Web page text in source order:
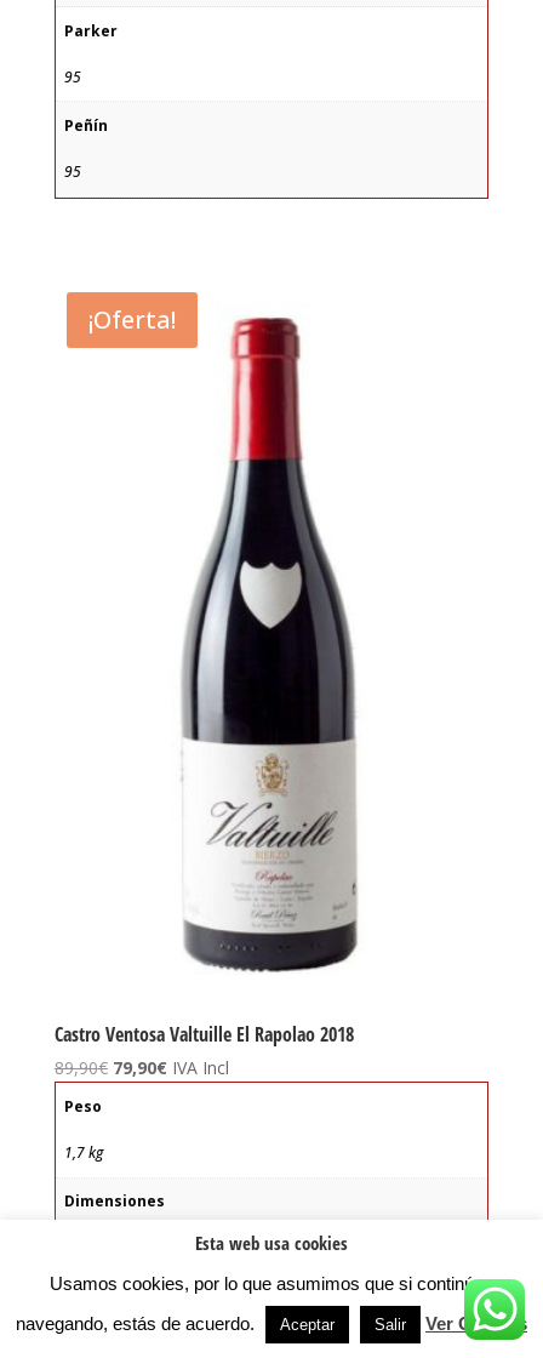
Parker
95
Peñín
95
¡Oferta!
Castro Ventosa Valtuille El Rapolao 2018
89,90€ El
89,90€.
79,90€El
79,90€.
IVA Incl
Peso
1,7 kg
Dimensiones
Tipo de vino:
Esta web usa cookies
Usamos cookies, por lo que asumimos que si continúas
navegando, estás de acuerdo.
Aceptar Salir Ver Cookies